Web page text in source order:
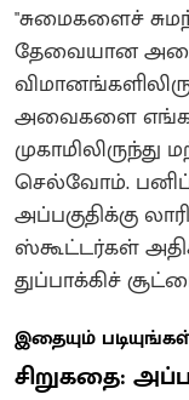
"சுமைகளைச்
தேவையான
அவைகளை எங்கள்
முகாமிலிருந்து
செல்வோம்.
அப்பகுதிக்கு
ஸ்கூட்டர்கள்
துப்பாக்கிச்
இதையும்
சிறுகதை: